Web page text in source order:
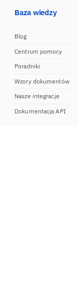
Baza wiedzy
Blog
Centrum pomocy
Poradniki
Wzory dokumentów
Nasze integracje
Dokumentacja API